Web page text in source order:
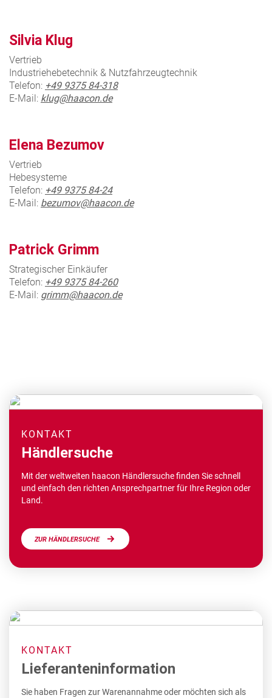
Silvia Klug
Vertrieb
Industriehebetechnik & Nutzfahrzeugtechnik
Telefon: +49 9375 84-318
E-Mail: klug@haacon.de
Elena Bezumov
Vertrieb
Hebesysteme
Telefon: +49 9375 84-24
E-Mail: bezumov@haacon.de
Patrick Grimm
Strategischer Einkäufer
Telefon: +49 9375 84-260
E-Mail: grimm@haacon.de
KONTAKT
Händlersuche
Mit der weltweiten haacon Händlersuche finden Sie schnell
und einfach den richten Ansprechpartner für Ihre Region oder
Land.
ZUR HÄNDLERSUCHE
KONTAKT
Lieferanteninformation
Sie haben Fragen zur Warenannahme oder möchten sich als